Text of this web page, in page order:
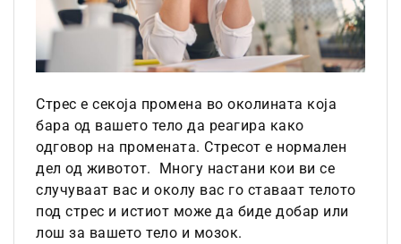
Стрес е секоја промена во околината која
бара од вашето тело да реагира како
одговор на промената. Стресот е нормален
дел од животот. Многу настани кои ви се
случуваат вас и околу вас го ставаат телото
под стрес и истиот може да биде добар или
лош за вашето тело и мозок.